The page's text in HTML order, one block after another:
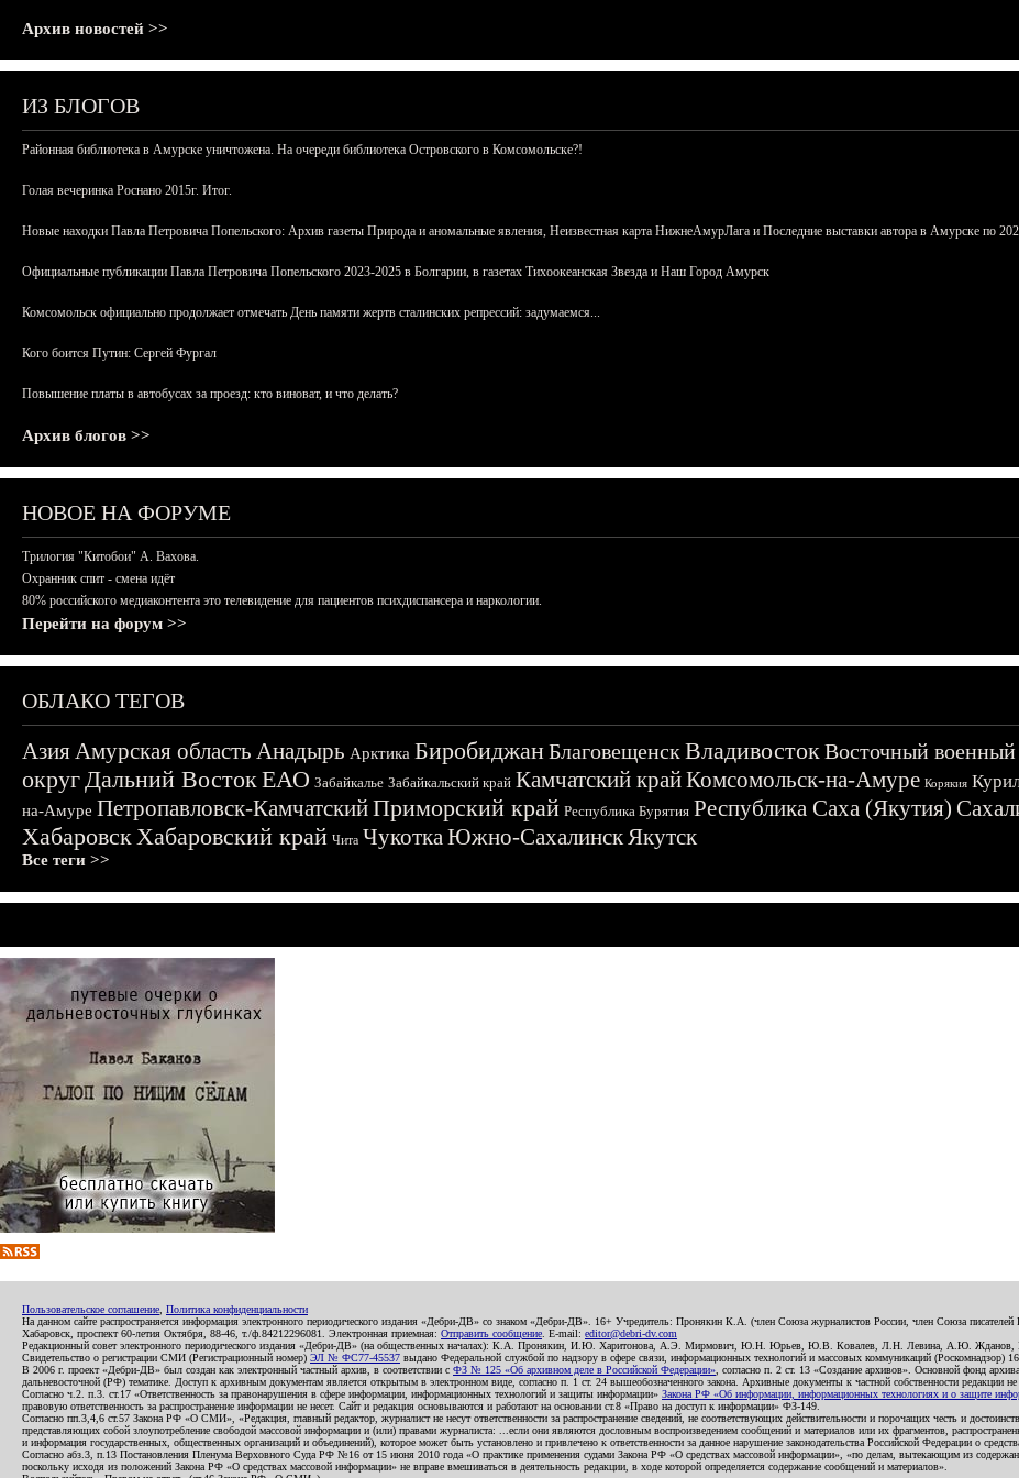
Архив новостей >>
ИЗ БЛОГОВ
Районная библиотека в Амурске уничтожена. На очереди библиотека Островского в Комсомольске?!
Голая вечеринка Роснано 2015г. Итог.
Новые находки Павла Петровича Попельского: Архив газеты Природа и аномальные явления, Неизвестная карта НижнеАмурЛага и Последние выставки автора в Амурске по
Официальные публикации Павла Петровича Попельского 2023-2025 в Болгарии, в газетах Тихоокеанская Звезда и Наш Город Амурск
Комсомольск официально продолжает отмечать День памяти жертв сталинских репрессий: задумаемся...
Кого боится Путин: Сергей Фургал
Повышение платы в автобусах за проезд: кто виноват, и что делать?
Архив блогов >>
НОВОЕ НА ФОРУМЕ
Трилогия "Китобои" А. Вахова.
Охранник спит - смена идёт
80% российского медиаконтента это телевидение для пациентов психдиспансера и наркологии.
Перейти на форум >>
ОБЛАКО ТЕГОВ
АзияАмурская область Анадырь Арктика БиробиджанБлаговещенскВладивостокВосточный военный
округДальний ВостокЕАО Забайкалье Забайкальский край Камчатский крайКомсомольск-на-Амуре Корякия
на-Амуре Петропавловск-КамчатскийПриморский край Республика Бурятия Республика Саха (Якутия)
ХабаровскХабаровский край Чита ЧукоткаЮжно-СахалинскЯкутск
Все теги >>
Пользовательское соглашение Политика конфиденциальности
На данном сайте распространяется информация электронного периодического издания «Дебри-ДВ» со знаком «Дебри-ДВ». 16+ Учредитель: Пронякин К.А. (член Союза журналистов России, член Союза
Хабаровск, проспект 60-летия Октября, 88-46, т./ф.84212296081. Электронная приемная: Отправить сообщение . E-mail: editor@debri-dv.com
Редакционный совет электронного периодического издания «Дебри-ДВ» (на общественных началах): К.А. Пронякин, И.Ю. Харитонова, А.Э. Мирмович, Ю.Н. Юрьев, Ю.В. Ковалев, Л.Н. Левина, А.Ю.
Свидетельство о регистрации СМИ (Регистрационный номер) ЭЛ № ФС77-45537 выдано Федеральной службой по надзору в сфере связи, информационных технологий и массовых коммуникаций (Роскомнадзор)
В 2006 г. проект «Дебри-ДВ» был создан как электронный частный архив, в соответствии с ФЗ № 125 «Об архивном деле в Российской Федерации» , согласно п. 2 ст. 13 «Создание архивов». Основной фонд
дальневосточной (РФ) тематике. Доступ к архивным документам является открытым в электронном виде, согласно п. 1 ст. 24 вышеобозначенного закона. Архивные документы к частной собственности редакции не
Согласно ч.2. п.3. ст.17 «Ответственность за правонарушения в сфере информации, информационных технологий и защиты информации» Закона РФ «Об информации, информационных технологиях и о защите
правовую ответственность за распространение информации не несет. Сайт и редакция основываются и работают на основании ст.8 «Право на доступ к информации» ФЗ-149.
Согласно пп.3,4,6 ст.57 Закона РФ «О СМИ», «Редакция, главный редактор, журналист не несут ответственности за распространение сведений, не соответствующих действительности и порочащих честь и
представляющих собой злоупотребление свободой массовой информации и (или) правами журналиста: ...если они являются дословным воспроизведением сообщений и материалов или их фрагментов,
и информация государственных, общественных организаций и объединений), которое может быть установлено и привлечено к ответственности за данное нарушение законодательства Российской Федерации о
Согласно абз.3, п.13 Постановления Пленума Верховного Суда РФ №16 от 15 июня 2010 года «О практике применения судами Закона РФ «О средствах массовой информации», «по делам, вытекающим из
поскольку исходя из положений Закона РФ «О средствах массовой информации» не вправе вмешиваться в деятельность редакции, в ходе которой определяется содержание сообщений и материалов».